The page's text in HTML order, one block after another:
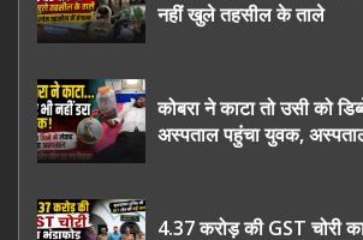
नहीं खुले तहसील के ताले
कोबरा ने काटा तो उसी को
अस्पताल पहुंचा युवक,
4.37 करोड़ की GST चोरी